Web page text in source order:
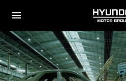
전체
메뉴
HYUNDAI
MOTOR
GROUP